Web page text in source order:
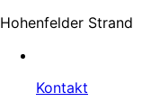
Hohenfelder Strand
Kontakt